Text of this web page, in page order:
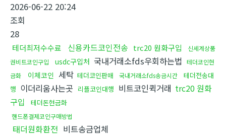
2026-06-22 20:24
조회
28
테더최저수수료 신용카드코인전송 trc20 원화구입
신세계상품
권비트코인구입
usdc구입처 국내거래소fds우회하는법 테더코인현
금화
이체코인 세탁 테더코인판매 국내거래소fds송금시간
테더전송대
행 이더리움사는곳 리플코인대행 비트코인퀵거래 trc20 원화
구입
테더돈현금화
핸드폰결제코인구매방법
태더원화환전 비트송금업체